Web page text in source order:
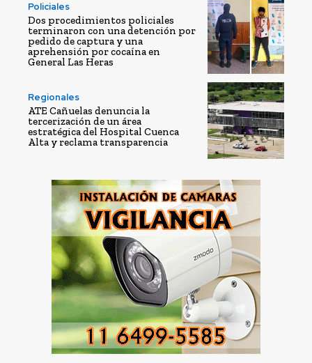
Policiales
Dos procedimientos policiales
terminaron con una detención por
pedido de captura y una
aprehensión por cocaína en
General Las Heras
Regionales
ATE Cañuelas denuncia la
tercerización de un área
estratégica del Hospital Cuenca
Alta y reclama transparencia